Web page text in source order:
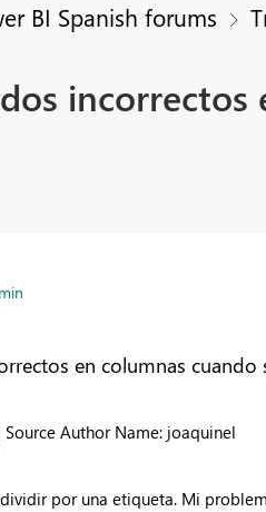
BI Spanish forums
en columnas
Source Author Name: joaquinel
por una etiqueta. Mi